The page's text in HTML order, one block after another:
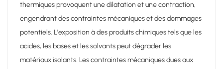
thermiques provoquent une dilatation et une contraction,
engendrant des contraintes mécaniques et des dommages
potentiels. L'exposition à des produits chimiques tels que les
acides, les bases et les solvants peut dégrader les
matériaux isolants. Les contraintes mécaniques dues aux